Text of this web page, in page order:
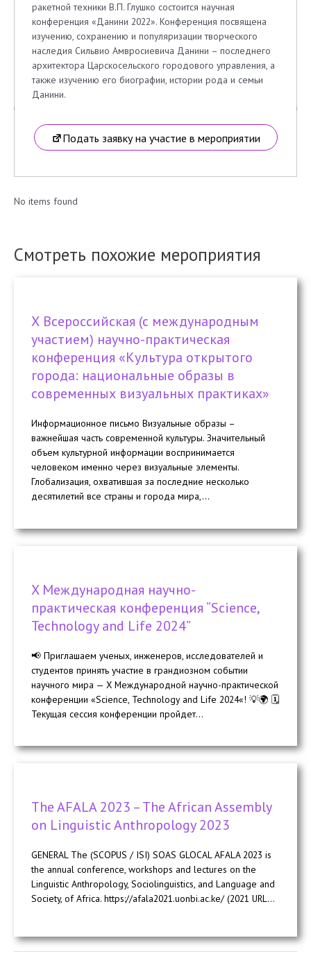
ракетной техники В.П. Глушко состоится научная
конференция «Данини 2022». Конференция посвящена
изучению, сохранению и популяризации творческого
наследия Сильвио Амвросиевича Данини – последнего
архитектора Царскосельского городового управления, а
также изучению его биографии, истории рода и семьи
Данини.
Подать заявку на участие в мероприятии
No items found
Смотреть похожие мероприятия
Х Всероссийская (с международным
участием) научно-практическая
конференция «Культура открытого
города: национальные образы в
современных визуальных практиках»
Информационное письмо Визуальные образы –
важнейшая часть современной культуры. Значительный
объем культурной информации воспринимается
человеком именно через визуальные элементы.
Глобализация, охватившая за последние несколько
десятилетий все страны и города мира,...
X Международная научно-
практическая конференция “Science,
Technology and Life 2024”
📢 Приглашаем ученых, инженеров, исследователей и
студентов принять участие в грандиозном событии
научного мира — X Международной научно-практической
конференции «Science, Technology and Life 2024«! 💡🌍 🗓️
Текущая сессия конференции пройдет...
The AFALA 2023 – The African Assembly
on Linguistic Anthropology 2023
GENERAL The (SCOPUS / ISI) SOAS GLOCAL AFALA 2023 is
the annual conference, workshops and lectures on the
Linguistic Anthropology, Sociolinguistics, and Language and
Society, of Africa. https://afala2021.uonbi.ac.ke/ (2021 URL...